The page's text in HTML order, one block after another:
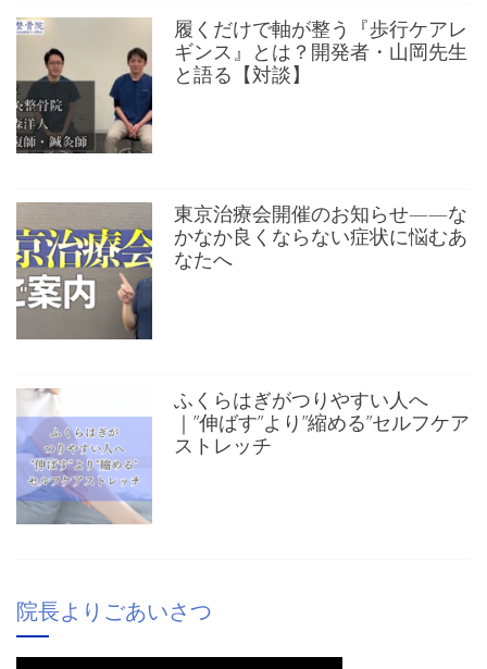
履くだけで軸が整う『歩行ケアレ
ギンス』とは？開発者・山岡先生
と語る【対談】
東京治療会開催のお知らせ——な
かなか良くならない症状に悩むあ
なたへ
ふくらはぎがつりやすい人へ
｜”伸ばす”より”縮める”セルフケア
ストレッチ
院長よりごあいさつ